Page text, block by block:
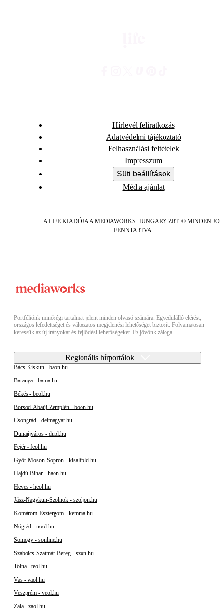
Hírlevél feliratkozás
Adatvédelmi tájékoztató
Felhasználási feltételek
Impresszum
Süti beállítások
Média ajánlat
A LIFE KIADÓJA A MEDIAWORKS HUNGARY ZRT. © MINDEN
FENNTARTVA.
Portfóliónk minőségi tartalmat jelent minden olvasó számára. Egyedülálló elérést,
országos lefedettséget és változatos megjelenési lehetőséget biztosít. Folyamatosan
keressük az új irányokat és fejlődési lehetőségeket. Ez jövőnk záloga.
Regionális hírportálok
Bács-Kiskun - baon.hu
Baranya - bama.hu
Békés - beol.hu
Borsod-Abaúj-Zemplén - boon.hu
Csongrád - delmagyar.hu
Dunaújváros - duol.hu
Fejér - feol.hu
Győr-Moson-Sopron - kisalfold.hu
Hajdú-Bihar - haon.hu
Heves - heol.hu
Jász-Nagykun-Szolnok - szoljon.hu
Komárom-Esztergom - kemma.hu
Nógrád - nool.hu
Somogy - sonline.hu
Szabolcs-Szatmár-Bereg - szon.hu
Tolna - teol.hu
Vas - vaol.hu
Veszprém - veol.hu
Zala - zaol.hu